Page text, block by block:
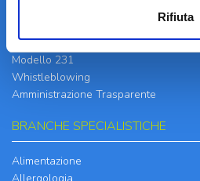
Rifiuta
Codice Etico
Modello 231
Whistleblowing
Amministrazione Trasparente
BRANCHE SPECIALISTICHE
Alimentazione